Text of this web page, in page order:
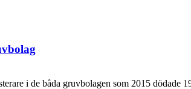
i de båda gruvbolagen som 2015 dödade